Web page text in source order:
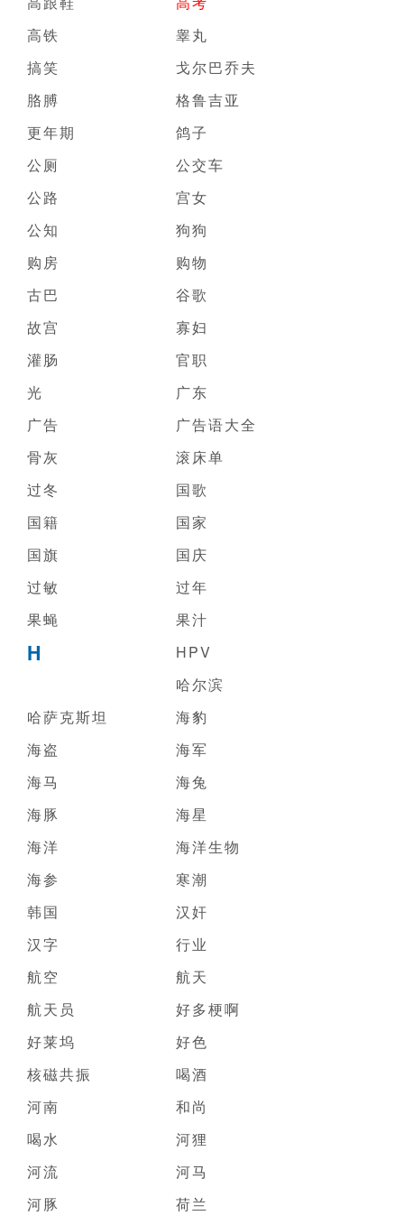
高铁
睾丸
搞笑
戈尔巴乔夫
胳膊
格鲁吉亚
更年期
鸽子
公厕
公交车
公路
宫女
公知
狗狗
购房
购物
古巴
谷歌
故宫
寡妇
灌肠
官职
光
广东
广告
广告语大全
骨灰
滚床单
过冬
国歌
国籍
国家
国旗
国庆
过敏
过年
果蝇
果汁
H
HPV
哈尔滨
哈萨克斯坦
海豹
海盗
海军
海马
海兔
海豚
海星
海洋
海洋生物
海参
寒潮
韩国
汉奸
汉字
行业
航空
航天
航天员
好多梗啊
好莱坞
好色
核磁共振
喝酒
河南
和尚
喝水
河狸
河流
河马
河豚
荷兰